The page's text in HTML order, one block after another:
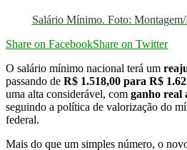
Salário Mínimo. Foto:
Share on FacebookShare on Twitter
O salário mínimo nacional terá um
passando de R$ 1.518,00 para R$
uma alta considerável, com ganho real
seguindo a política de valorização do
federal.
Mais do que um simples número, o